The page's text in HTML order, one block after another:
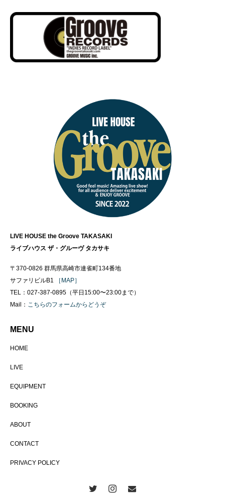
LIVE HOUSE the Groove TAKASAKI
ライブハウス ザ・グルーヴ タカサキ
〒370-0826 群馬県高崎市連雀町134番地
サファリビルB1 ［MAP］
TEL：027-387-0895（平日15:00〜23:00まで）
Mail： こちらのフォームからどうぞ
MENU
HOME
LIVE
EQUIPMENT
BOOKING
ABOUT
CONTACT
PRIVACY POLICY